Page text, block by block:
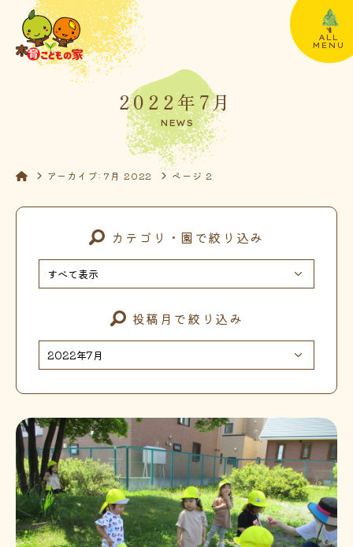
ALL
MENU
2022年7月
NEWS
アーカイブ: 7月 2022 ページ 2
カテゴリ・園で絞り込み
投稿月で絞り込み